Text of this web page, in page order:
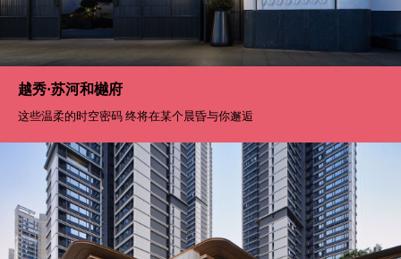
越秀·苏河和樾府
这些温柔的时空密码 终将在某个晨昏与你邂逅